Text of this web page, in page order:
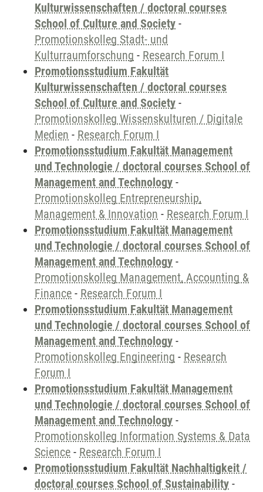
Kulturwissenschaften / doctoral courses
School of Culture and Society -
Promotionskolleg Stadt- und
Kulturraumforschung - Research Forum I
Promotionsstudium Fakultät
Kulturwissenschaften / doctoral courses
School of Culture and Society -
Promotionskolleg Wissenskulturen / Digitale
Medien - Research Forum I
Promotionsstudium Fakultät Management
und Technologie / doctoral courses School of
Management and Technology -
Promotionskolleg Entrepreneurship,
Management & Innovation - Research Forum I
Promotionsstudium Fakultät Management
und Technologie / doctoral courses School of
Management and Technology -
Promotionskolleg Management, Accounting &
Finance - Research Forum I
Promotionsstudium Fakultät Management
und Technologie / doctoral courses School of
Management and Technology -
Promotionskolleg Engineering - Research
Forum I
Promotionsstudium Fakultät Management
und Technologie / doctoral courses School of
Management and Technology -
Promotionskolleg Information Systems & Data
Science - Research Forum I
Promotionsstudium Fakultät Nachhaltigkeit /
doctoral courses School of Sustainability -